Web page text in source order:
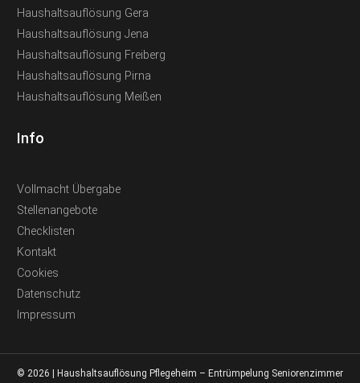
Haushaltsauflösung Gera
Haushaltsauflösung Jena
Haushaltsauflösung Freiberg
Haushaltsauflösung Pirna
Haushaltsauflösung Meißen
Info
Vollmacht Übergabe
Stellenangebote
Checklisten
Kontakt
Cookies
Datenschutz
Impressum
© 2026 | Haushaltsauflösung Pflegeheim – Entrümpelung Seniorenzimmer